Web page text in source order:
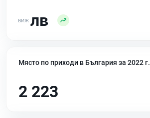
лв
Място по приходи в България за 2022 г.
2 223